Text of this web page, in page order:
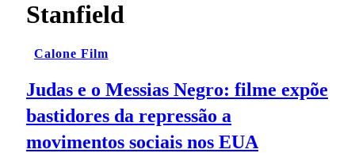
Stanfield
Calone Film
Judas e o Messias Negro: filme expõe
bastidores da repressão a
movimentos sociais nos EUA